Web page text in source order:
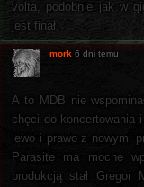
volta, podobnie jak w
jest finał.
mork 6 dni temu
A to MDB nie
chęci do koncertowania
lewo i prawo z nowymi
Parasite ma mocne
produkcją stał Gregor